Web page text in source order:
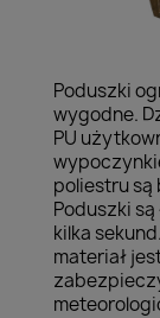
Poduszki
wygodne.
PU
poliestru są
Poduszki
kilka
materiał